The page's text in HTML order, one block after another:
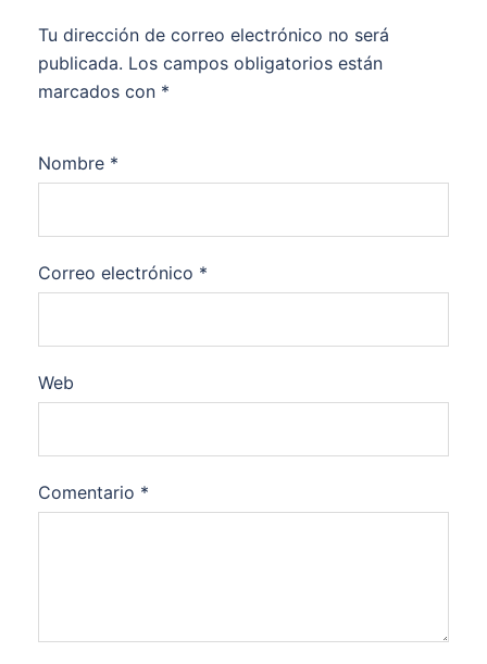
Tu dirección de correo electrónico no será
publicada. Los campos obligatorios están
marcados con *
Nombre *
Correo electrónico *
Web
Comentario *